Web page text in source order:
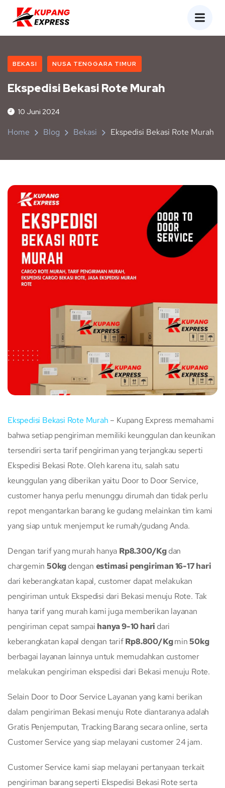
BEKASI NUSA TENGGARA TIMUR
Ekspedisi Bekasi Rote Murah
10 Juni 2024
Home Blog Bekasi Ekspedisi Bekasi Rote Murah
Ekspedisi Bekasi Rote Murah – Kupang Express memahami
bahwa setiap pengiriman memiliki keunggulan dan keunikan
tersendiri serta tarif pengiriman yang terjangkau seperti
Ekspedisi Bekasi Rote. Oleh karena itu, salah satu
keunggulan yang diberikan yaitu Door to Door Service,
customer hanya perlu menunggu dirumah dan tidak perlu
repot mengantarkan barang ke gudang melainkan tim kami
yang siap untuk menjemput ke rumah/gudang Anda.
Dengan tarif yang murah hanya Rp8.300/Kgdan
chargemin50kgdengan estimasi pengiriman 16-17 hari
dari keberangkatan kapal, customer dapat melakukan
pengiriman untuk Ekspedisi dari Bekasi menuju Rote. Tak
hanya tarif yang murah kami juga memberikan layanan
pengiriman cepat sampai hanya 9-10 hari dari
keberangkatan kapal dengan tarifRp8.800/Kgmin50kg
berbagai layanan lainnya untuk memudahkan customer
melakukan pengiriman ekspedisi dari Bekasi menuju Rote.
Selain Door to Door Service Layanan yang kami berikan
dalam pengiriman Bekasi menuju Rote diantaranya adalah
Gratis Penjemputan, Tracking Barang secara online, serta
Customer Service yang siap melayani customer 24 jam.
Customer Service kami siap melayani pertanyaan terkait
pengiriman barang seperti Ekspedisi Bekasi Rote serta